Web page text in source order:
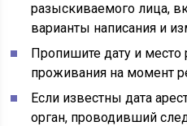
разыскиваемого лица,
варианты написания и
Пропишите дату и
проживания на момент
Если известны дата
орган, проводивший